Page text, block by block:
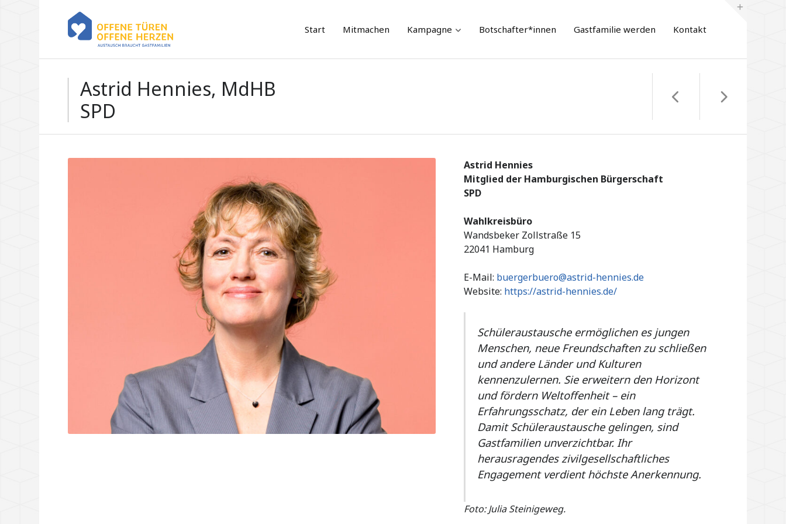
Start Mitmachen Kampagne Botschafter*innen Gastfamilie werden Kontakt
Skip
Astrid Hennies, MdHB
SPD
Astrid Hennies
Mitglied der Hamburgischen Bürgerschaft
SPD
Wahlkreisbüro
Wandsbeker Zollstraße 15
22041 Hamburg
E-Mail: buergerbuero@astrid-hennies.de
Website: https://astrid-hennies.de/
Schüleraustausche ermöglichen es jungen
Menschen, neue Freundschaften zu schließen
und andere Länder und Kulturen
kennenzulernen. Sie erweitern den Horizont
und fördern Weltoffenheit – ein
Erfahrungsschatz, der ein Leben lang trägt.
Damit Schüleraustausche gelingen, sind
Gastfamilien unverzichtbar. Ihr
herausragendes zivilgesellschaftliches
Engagement verdient höchste Anerkennung.
Foto: Julia Steinigeweg.